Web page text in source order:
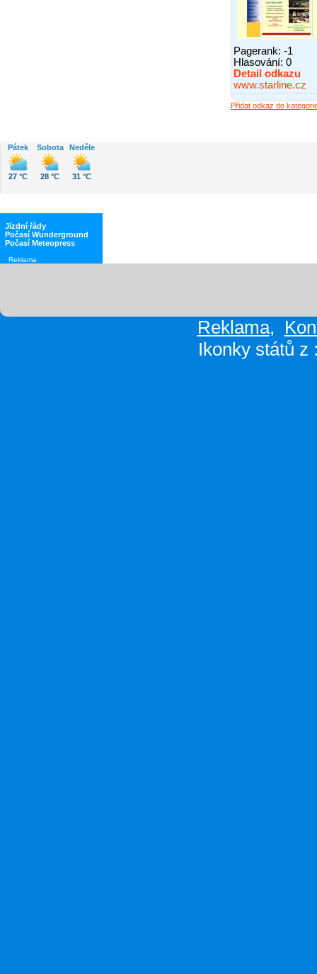
Pagerank: -1
Hlasování: 0
Detail odkazu
www.starline.cz
Přidat odkaz do
Pátek
27 °C
Sobota
28 °C
Neděle
31 °C
Jízdní řády
Počasí Wunderground
Počasí Meteopress
Reklama
Reklama,
Ikonky států z